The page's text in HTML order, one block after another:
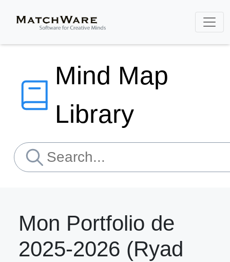
Mind Map
Library
Mon Portfolio de
2025-2026 (Ryad